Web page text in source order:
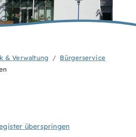
& Verwaltung
Bürgerservice
überspringen